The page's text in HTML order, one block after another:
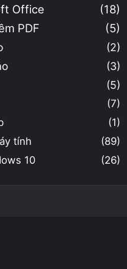
Office
(18)
PDF
(5)
(2)
(3)
(5)
(7)
(1)
tính
(89)
10
(26)